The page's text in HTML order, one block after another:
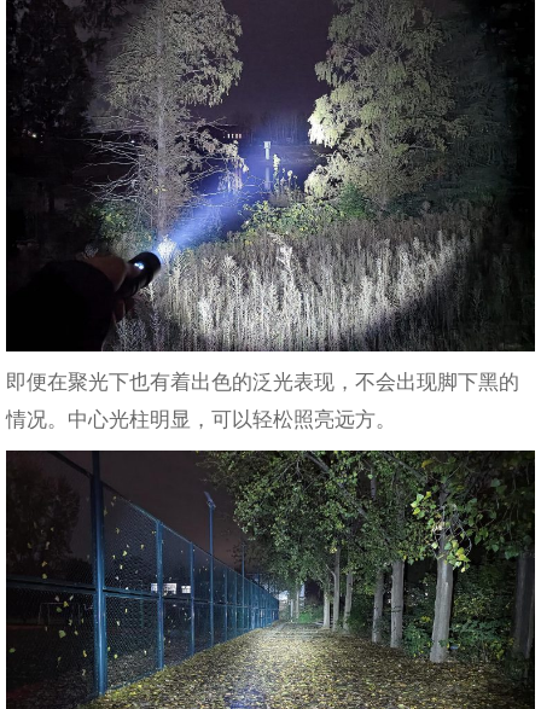
即便在聚光下也有着出色的泛光表现，不会出现脚下黑的
情况。中心光柱明显，可以轻松照亮远方。